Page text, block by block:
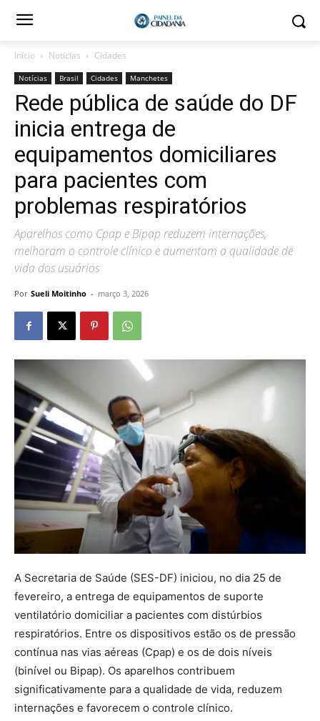
Início Notícias Cidades
Notícias Brasil Cidades Manchetes
Rede pública de saúde do DF
inicia entrega de
equipamentos domiciliares
para pacientes com
problemas respiratórios
Aparelhos como Cpap e Bipap reduzem internações,
melhoram o controle clínico e aumentam a qualidade de
vida dos usuários
Por Sueli Moitinho - março 3, 2026
A Secretaria de Saúde (SES-DF) iniciou, no dia 25 de
fevereiro, a entrega de equipamentos de suporte
ventilatório domiciliar a pacientes com distúrbios
respiratórios. Entre os dispositivos estão os de pressão
contínua nas vias aéreas (Cpap) e os de dois níveis
(binível ou Bipap). Os aparelhos contribuem
significativamente para a qualidade de vida, reduzem
internações e favorecem o controle clínico.